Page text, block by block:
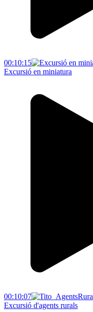
00:10:15
Excursió en miniatura
00:10:07
Excursió d'agents rurals